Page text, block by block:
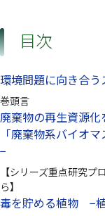
目次
環境問題に向き合う
巻頭言
廃棄物の再生資源化
「廃棄物系バイオ
−
【シリーズ重点研究
ら】
毒を貯める植物 −